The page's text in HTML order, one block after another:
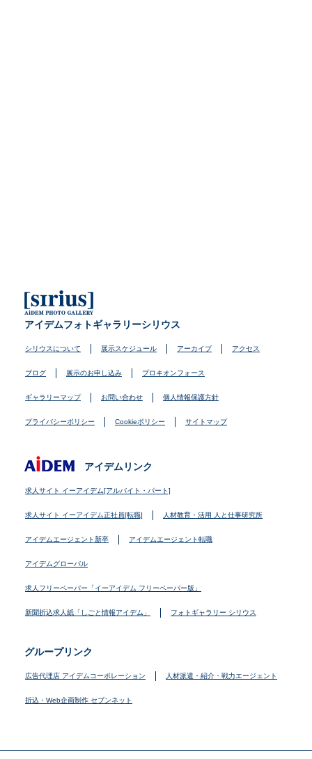
アイデムフォトギャラリーシリウス
シリウスについて 展示スケジュール アーカイブ アクセス
ブログ 展示のお申し込み プロキオンフォース
ギャラリーマップ お問い合わせ 個人情報保護方針
プライバシーポリシー Cookieポリシー サイトマップ
アイデムリンク
求人サイト イーアイデム[アルバイト・パート]
求人サイト イーアイデム正社員[転職] 人材教育・活用 人と仕事研究所
アイデムエージェント新卒 アイデムエージェント転職
アイデムグローバル
求人フリーペーパー「イーアイデム フリーペーパー版」
新聞折込求人紙「しごと情報アイデム」 フォトギャラリー シリウス
グループリンク
広告代理店 アイデムコーポレーション 人材派遣・紹介・戦力エージェント
折込・Web企画制作 セブンネット